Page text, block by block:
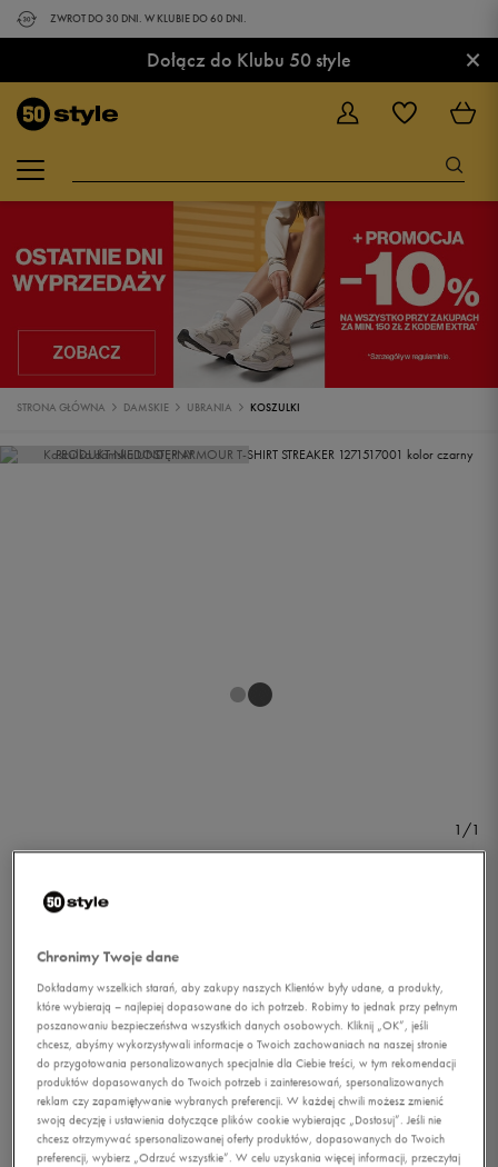
ZWROT DO 30 DNI. W KLUBIE DO 60 DNI.
Dołącz do Klubu 50 style ×
STRONA GŁÓWNA DAMSKIE UBRANIA KOSZULKI
PRODUKT NIEDOSTĘPNY
1/1
UNDER ARMOUR T-SHIRT
STREAKER
0.0(
79,99zł z Vat
+ 400 PKT WKLUBIE 50 STYLE
Chronimy Twoje dane
Dokładamy wszelkich starań, aby zakupy naszych Klientów były udane, a produkty,
które wybierają – najlepiej dopasowane do ich potrzeb. Robimy to jednak przy pełnym
poszanowaniu bezpieczeństwa wszystkich danych osobowych. Kliknij „OK”, jeśli
chcesz, abyśmy wykorzystywali informacje o Twoich zachowaniach na naszej stronie
do przygotowania personalizowanych specjalnie dla Ciebie treści, w tym rekomendacji
produktów dopasowanych do Twoich potrzeb i zainteresowań, spersonalizowanych
reklam czy zapamiętywanie wybranych preferencji. W każdej chwili możesz zmienić
swoją decyzję i ustawienia dotyczące plików cookie wybierając „Dostosuj”. Jeśli nie
chcesz otrzymywać spersonalizowanej oferty produktów, dopasowanych do Twoich
preferencji, wybierz „Odrzuć wszystkie”. W celu uzyskania więcej informacji, przeczytaj